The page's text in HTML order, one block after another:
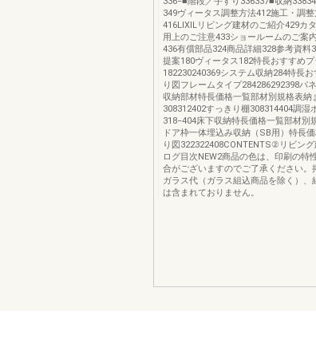
349ヴィータス調整方法412施工・調
416LIXILリビング建材のご紹介429カ
用上のご注意433ショールームのご案
436有償部品324商品詳細328参考資料
提案180ヴィータス182特長おすすめ
182230240369システム収納284特長
り図フレームタイプ284286292398パ
収納部材特長価格一覧部材別規格表納
308312402すっきり棚308314404調湿
318−404床下収納特長価格一覧部材別
ドア枠一体埋込み収納（SB用）特長
り図322322408CONTENTS②リビン
ログ目次NEW2商品の色は、印刷の特
合がございますのでご了承ください。
ガラス代（ガラス組込商品を除く）
は含まれておりません。